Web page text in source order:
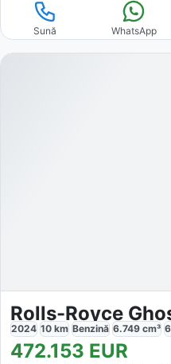
Sună WhatsApp
Rolls-Royce
2024 10 km Benzină 6.749 cm³
472.153 EUR